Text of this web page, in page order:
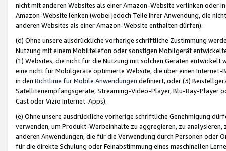
nicht mit anderen Websites als einer Amazon-Website verlinken oder
Amazon-Website lenken (wobei jedoch Teile Ihrer Anwendung, die
anderen Websites als einer Amazon-Website enthalten dürfen).
(d) Ohne unsere ausdrückliche vorherige schriftliche Zustimmung
Nutzung mit einem Mobiltelefon oder sonstigen Mobilgerät
(1) Websites, die nicht für die Nutzung mit solchen Geräten
eine nicht für Mobilgeräte optimierte Website, die über einen
in den Richtlinie für Mobile Anwendungen definiert, oder (3)
Satellitenempfangsgeräte, Streaming-Video-Player, Blu-Ray-Player
Cast oder Vizio Internet-Apps).
(e) Ohne unsere ausdrückliche vorherige schriftliche Genehmigung
verwenden, um Produkt-Werbeinhalte zu aggregieren, zu
anderen Anwendungen, die für die Verwendung durch Personen
für die direkte Schulung oder Feinabstimmung eines maschinellen